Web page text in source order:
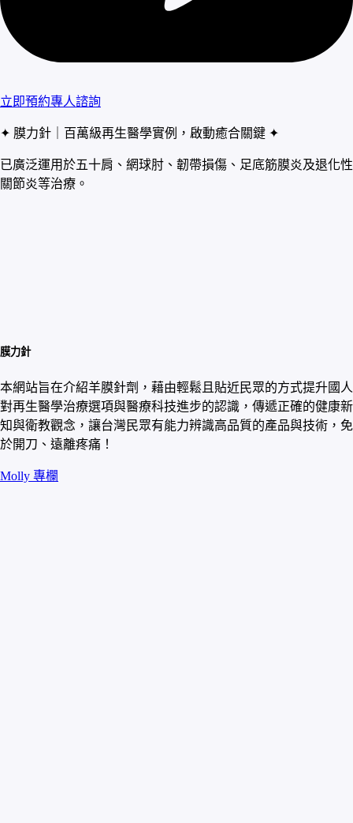
立即預約專人諮詢
✦ 膜力針｜百萬級再生醫學實例，啟動癒合關鍵 ✦
已廣泛運用於五十肩、網球肘、韌帶損傷、足底筋膜炎及退化性
關節炎等治療。
膜力針
本網站旨在介紹羊膜針劑，藉由輕鬆且貼近民眾的方式提升國人
對再生醫學治療選項與醫療科技進步的認識，傳遞正確的健康新
知與衛教觀念，讓台灣民眾有能力辨識高品質的產品與技術，免
於開刀、遠離疼痛！
Molly 專欄